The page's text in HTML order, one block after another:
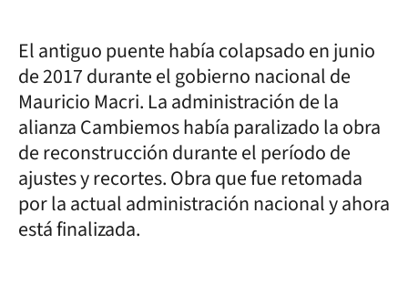
El antiguo puente había colapsado en junio
de 2017 durante el gobierno nacional de
Mauricio Macri. La administración de la
alianza Cambiemos había paralizado la obra
de reconstrucción durante el período de
ajustes y recortes. Obra que fue retomada
por la actual administración nacional y ahora
está finalizada.